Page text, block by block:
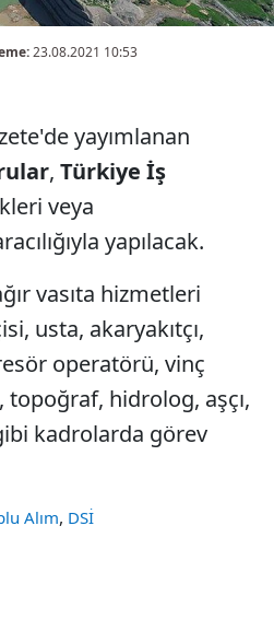
23.08.2021 10:53
yayımlanan
, Türkiye İş
veya
yapılacak.
vasıta hizmetleri
usta, akaryakıtçı,
operatörü, vinç
hidrolog, aşçı,
kadrolarda görev
Alım, DSİ